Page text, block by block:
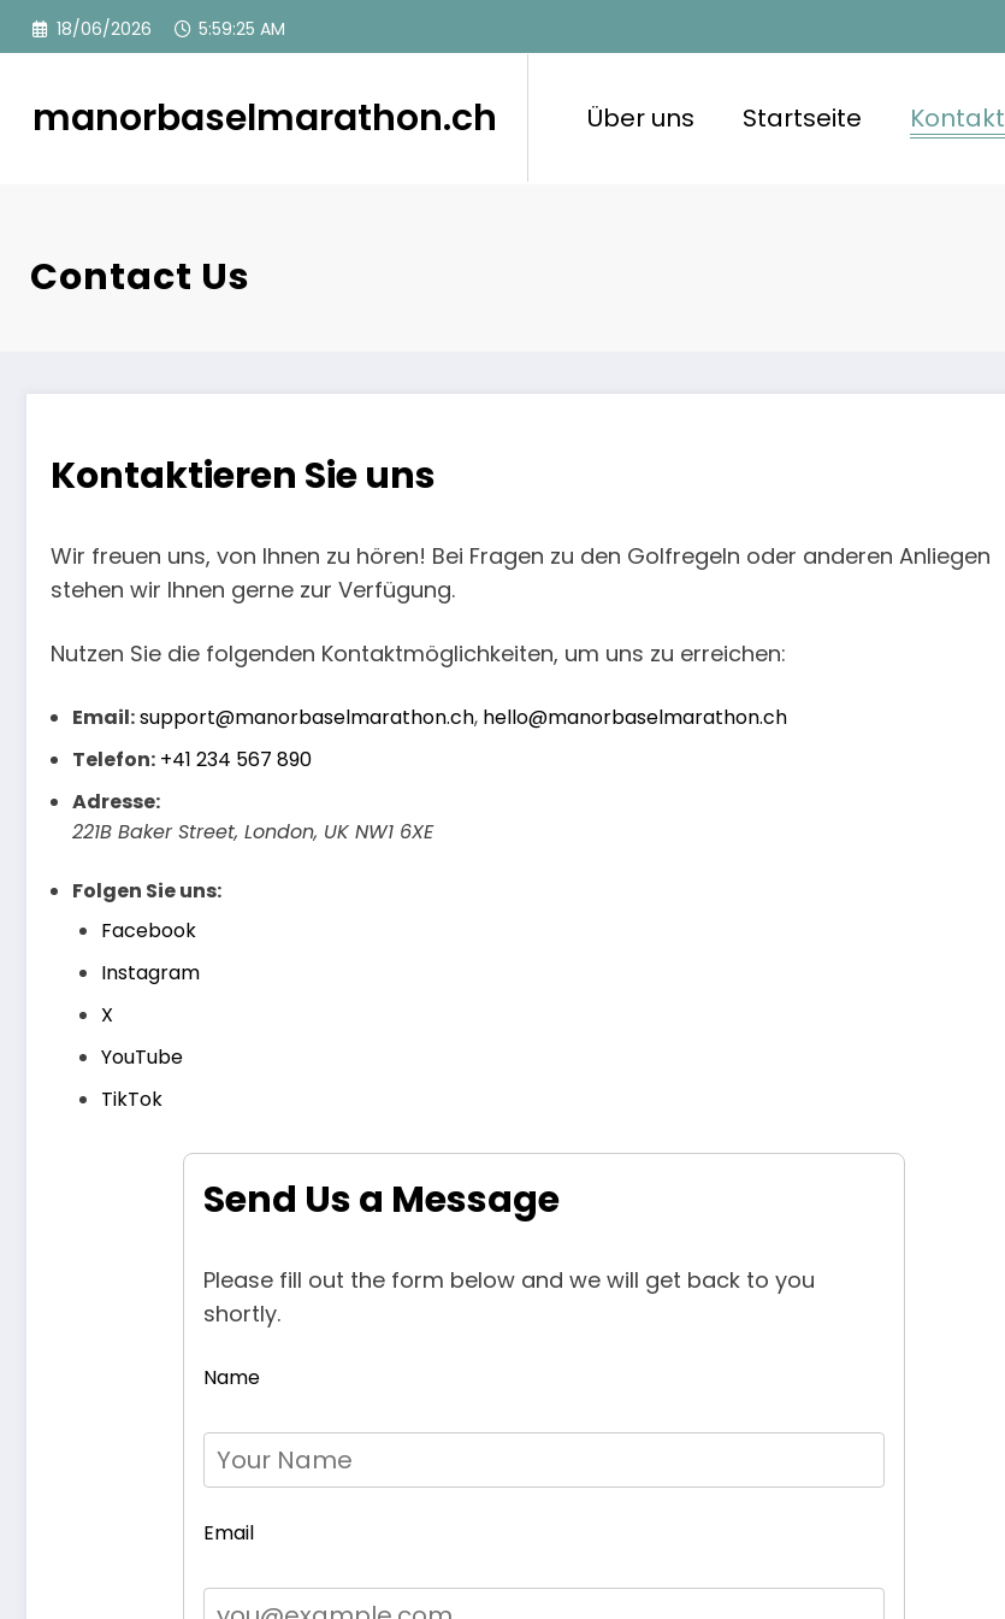
Skip
18/06/2026 5:59:26 AM
manorbaselmarathon.ch Über uns Startseite Kontakt
Contact Us
Kontaktieren Sie uns
Wir freuen uns, von Ihnen zu hören! Bei Fragen zu den Golfregeln oder anderen Anliegen
stehen wir Ihnen gerne zur Verfügung.
Nutzen Sie die folgenden Kontaktmöglichkeiten, um uns zu erreichen:
Email:support@manorbaselmarathon.ch, hello@manorbaselmarathon.ch
Telefon: +41 234 567 890
Adresse:
221B Baker Street, London, UK NW1 6XE
Folgen Sie uns:
Facebook
Instagram
X
YouTube
TikTok
Send Us a Message
Please fill out the form below and we will get back to you
shortly.
Name
Email